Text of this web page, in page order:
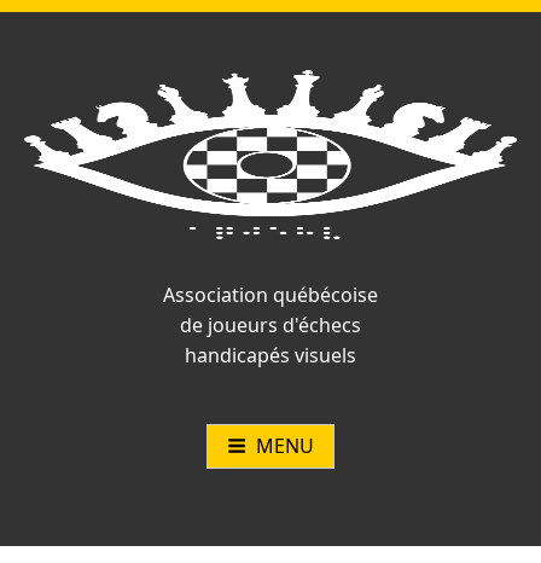
connecté.
Association québécoise
de joueurs d'échecs
handicapés visuels
MENU
de
l’article